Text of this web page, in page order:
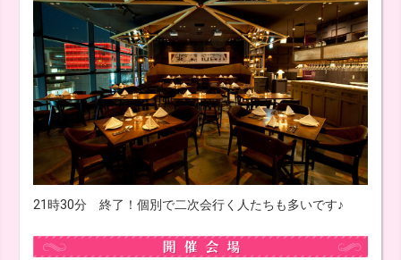
21時30分 終了！個別で二次会行く人たちも多いです♪